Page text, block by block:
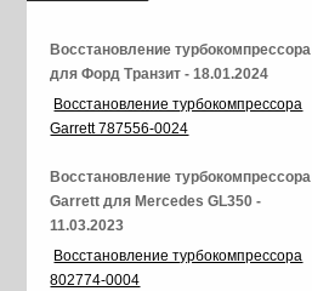
Восстановление турбокомпрессора
для Форд Транзит - 18.01.2024
Восстановление турбокомпрессора
Garrett 787556-0024
Восстановление турбокомпрессора
Garrett для Mercedes GL350 -
11.03.2023
Восстановление турбокомпрессора
802774-0004